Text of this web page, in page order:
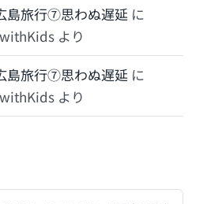
島旅行⑦思わぬ遅延 に
より
島旅行⑦思わぬ遅延 に
より